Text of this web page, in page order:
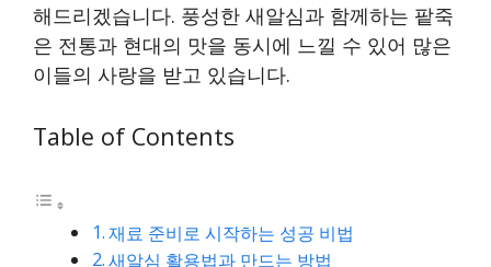
해드리겠습니다. 풍성한 새알심과 함께하는 팥죽
은 전통과 현대의 맛을 동시에 느낄 수 있어 많은
이들의 사랑을 받고 있습니다.
Table of Contents
재료 준비로 시작하는 성공 비법
새알심 활용법과 만드는 방법